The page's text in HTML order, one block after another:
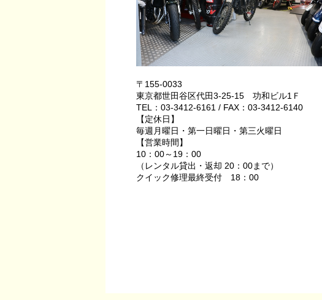
〒155-0033
東京都世田谷区代田3-25-15 功和ビル1Ｆ
TEL：03-3412-6161 / FAX：03-3412-6140
【定休日】
毎週月曜日・第一日曜日・第三火曜日
【営業時間】
10：00～19：00
（レンタル貸出・返却 20：00まで）
クイック修理最終受付 18：00